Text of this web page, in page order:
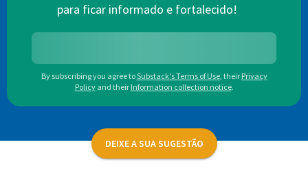
para ficar informado e fortalecido!
By subscribing you agree toSubstack's Terms of Use, their Privacy
Policy and their Information collection notice.
DEIXE A SUA SUGESTÃO